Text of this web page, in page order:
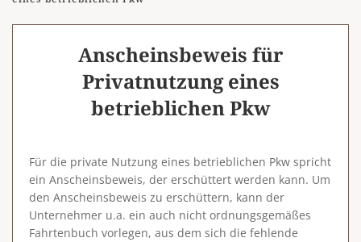
Anscheinsbeweis für
Privatnutzung eines
betrieblichen Pkw
Für die private Nutzung eines betrieblichen Pkw spricht
ein Anscheinsbeweis, der erschüttert werden kann. Um
den Anscheinsbeweis zu erschüttern, kann der
Unternehmer u.a. ein auch nicht ordnungsgemäßes
Fahrtenbuch vorlegen, aus dem sich die fehlende